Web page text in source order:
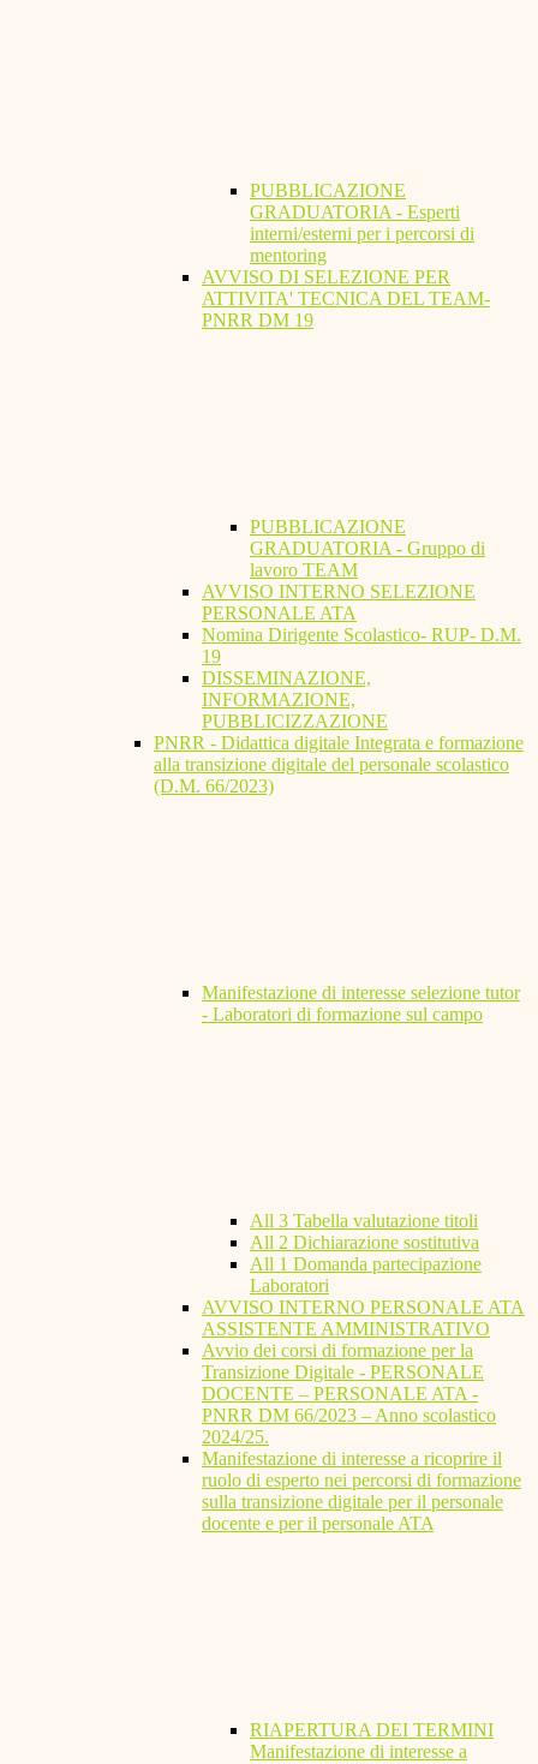
PUBBLICAZIONE
GRADUATORIA - Esperti
interni/esterni per i percorsi di
mentoring
AVVISO DI SELEZIONE PER
ATTIVITA' TECNICA DEL TEAM-
PNRR DM 19
PUBBLICAZIONE
GRADUATORIA - Gruppo di
lavoro TEAM
AVVISO INTERNO SELEZIONE
PERSONALE ATA
Nomina Dirigente Scolastico- RUP- D.M.
19
DISSEMINAZIONE,
INFORMAZIONE,
PUBBLICIZZAZIONE
PNRR - Didattica digitale Integrata e formazione
alla transizione digitale del personale scolastico
(D.M. 66/2023)
Manifestazione di interesse selezione tutor
- Laboratori di formazione sul campo
All 3 Tabella valutazione titoli
All 2 Dichiarazione sostitutiva
All 1 Domanda partecipazione
Laboratori
AVVISO INTERNO PERSONALE ATA
ASSISTENTE AMMINISTRATIVO
Avvio dei corsi di formazione per la
Transizione Digitale - PERSONALE
DOCENTE – PERSONALE ATA -
PNRR DM 66/2023 – Anno scolastico
2024/25.
Manifestazione di interesse a ricoprire il
ruolo di esperto nei percorsi di formazione
sulla transizione digitale per il personale
docente e per il personale ATA
RIAPERTURA DEI TERMINI
Manifestazione di interesse a